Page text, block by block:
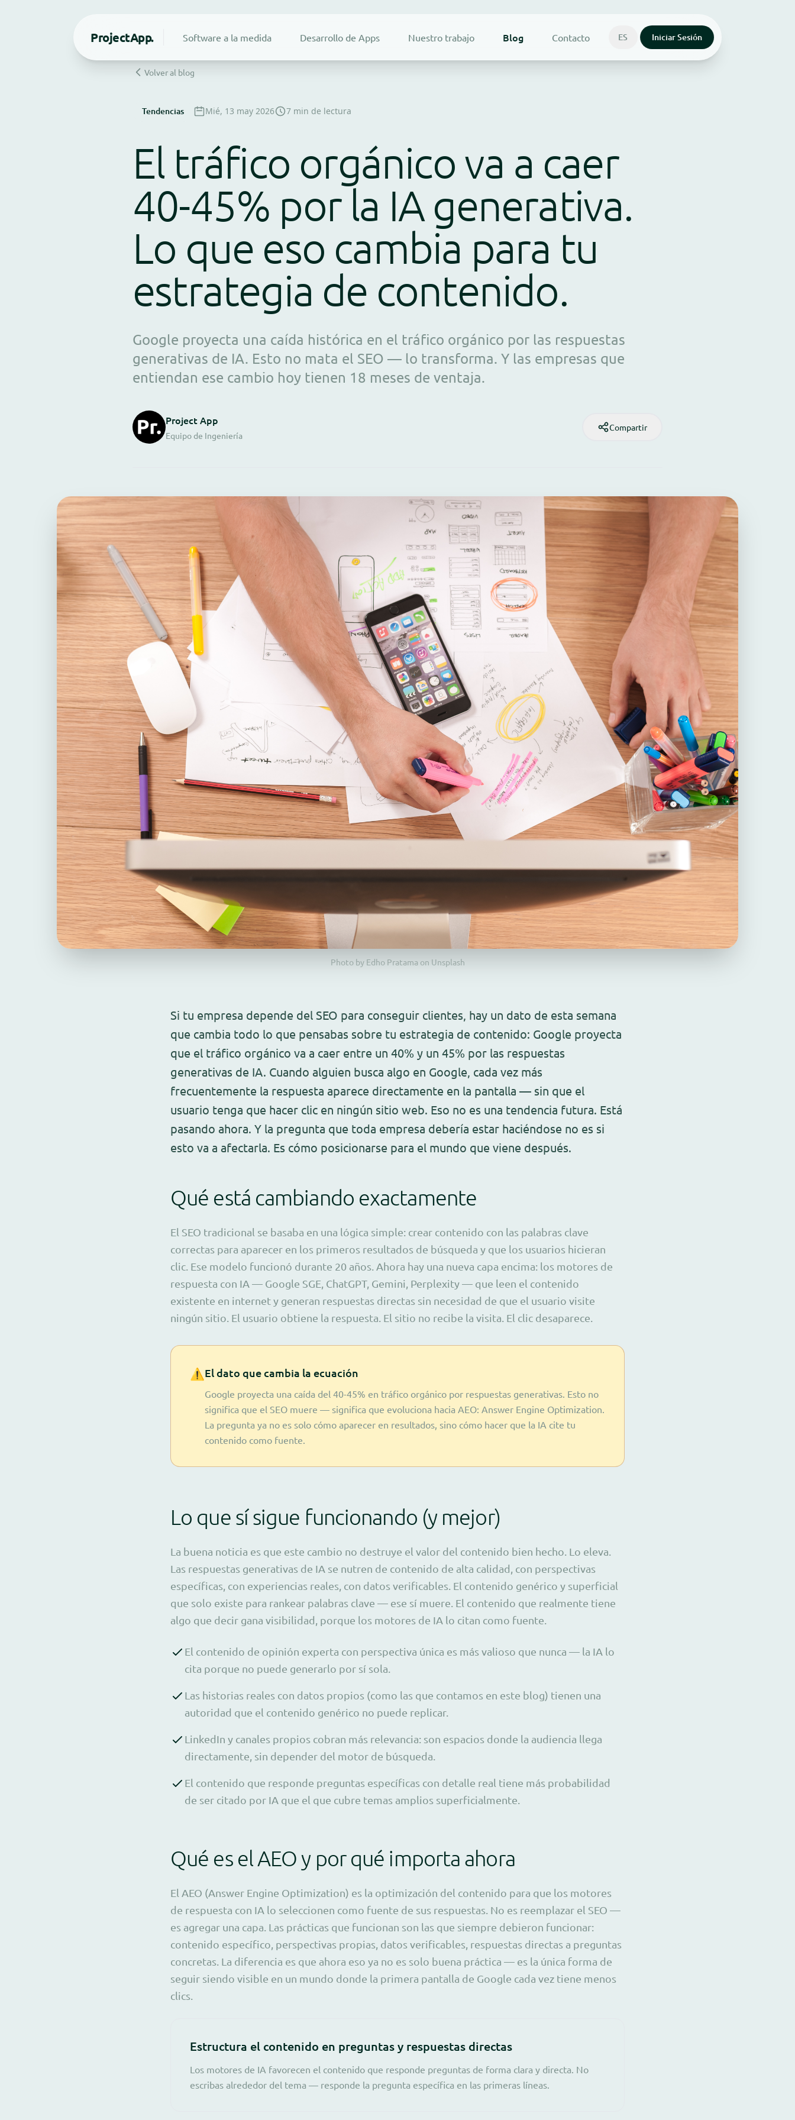
ProjectApp. Software a la medida Desarrollo de Apps Nuestro trabajo Blog Contacto ES Iniciar Sesión
Volver al blog
Tendencias Mié, 13 may 2026 7 min de lectura
El tráfico orgánico va a caer
40-45% por la IA generativa.
Lo que eso cambia para tu
estrategia de contenido.
Google proyecta una caída histórica en el tráfico orgánico por las respuestas
generativas de IA. Esto no mata el SEO — lo transforma. Y las empresas que
entiendan ese cambio hoy tienen 18 meses de ventaja.
Project App
Equipo de Ingeniería
Compartir
Photo by Edho Pratama on Unsplash
Si tu empresa depende del SEO para conseguir clientes, hay un dato de esta semana
que cambia todo lo que pensabas sobre tu estrategia de contenido: Google proyecta
que el tráfico orgánico va a caer entre un 40% y un 45% por las respuestas
generativas de IA. Cuando alguien busca algo en Google, cada vez más
frecuentemente la respuesta aparece directamente en la pantalla — sin que el
usuario tenga que hacer clic en ningún sitio web. Eso no es una tendencia futura. Está
pasando ahora. Y la pregunta que toda empresa debería estar haciéndose no es si
esto va a afectarla. Es cómo posicionarse para el mundo que viene después.
Qué está cambiando exactamente
El SEO tradicional se basaba en una lógica simple: crear contenido con las palabras clave
correctas para aparecer en los primeros resultados de búsqueda y que los usuarios hicieran
clic. Ese modelo funcionó durante 20 años. Ahora hay una nueva capa encima: los motores de
respuesta con IA — Google SGE, ChatGPT, Gemini, Perplexity — que leen el contenido
existente en internet y generan respuestas directas sin necesidad de que el usuario visite
ningún sitio. El usuario obtiene la respuesta. El sitio no recibe la visita. El clic desaparece.
⚠️El dato que cambia la ecuación
Google proyecta una caída del 40-45% en tráfico orgánico por respuestas generativas. Esto no
significa que el SEO muere — significa que evoluciona hacia AEO: Answer Engine Optimization.
La pregunta ya no es solo cómo aparecer en resultados, sino cómo hacer que la IA cite tu
contenido como fuente.
Lo que sí sigue funcionando (y mejor)
La buena noticia es que este cambio no destruye el valor del contenido bien hecho. Lo eleva.
Las respuestas generativas de IA se nutren de contenido de alta calidad, con perspectivas
específicas, con experiencias reales, con datos verificables. El contenido genérico y superficial
que solo existe para rankear palabras clave — ese sí muere. El contenido que realmente tiene
algo que decir gana visibilidad, porque los motores de IA lo citan como fuente.
El contenido de opinión experta con perspectiva única es más valioso que nunca — la IA lo
cita porque no puede generarlo por sí sola.
Las historias reales con datos propios (como las que contamos en este blog) tienen una
autoridad que el contenido genérico no puede replicar.
LinkedIn y canales propios cobran más relevancia: son espacios donde la audiencia llega
directamente, sin depender del motor de búsqueda.
El contenido que responde preguntas específicas con detalle real tiene más probabilidad
de ser citado por IA que el que cubre temas amplios superficialmente.
Qué es el AEO y por qué importa ahora
El AEO (Answer Engine Optimization) es la optimización del contenido para que los motores
de respuesta con IA lo seleccionen como fuente de sus respuestas. No es reemplazar el SEO —
es agregar una capa. Las prácticas que funcionan son las que siempre debieron funcionar:
contenido específico, perspectivas propias, datos verificables, respuestas directas a preguntas
concretas. La diferencia es que ahora eso ya no es solo buena práctica — es la única forma de
seguir siendo visible en un mundo donde la primera pantalla de Google cada vez tiene menos
clics.
Estructura el contenido en preguntas y respuestas directas
Los motores de IA favorecen el contenido que responde preguntas de forma clara y directa. No
escribas alrededor del tema — responde la pregunta específica en las primeras líneas.